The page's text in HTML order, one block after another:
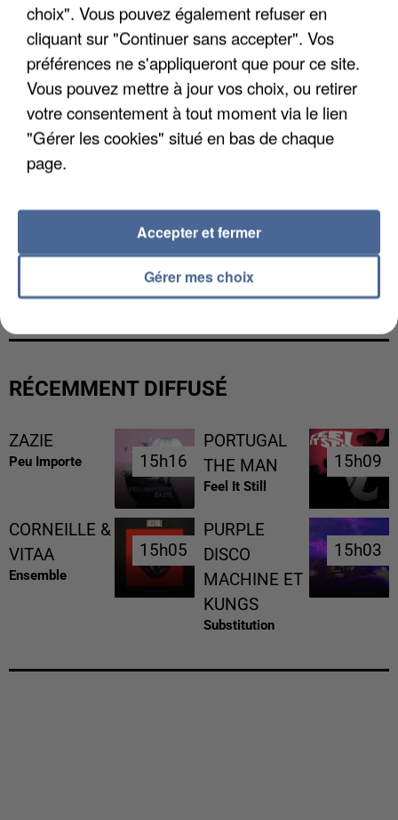
L’UN DES FONDATEURS SUPPOSÉS DE LA DZ
MAFIA INTERPELLÉ EN ALGÉRIE
RÉCEMMENT DIFFUSÉ
ZAZIE
Peu Importe 15h16
15h16
PORTUGAL
THE MAN
Feel It Still
15h09
15h09
CORNEILLE &
VITAA
Ensemble
15h05
15h05
PURPLE
DISCO
MACHINE ET
KUNGS
Substitution
15h03
15h03
choix". Vous pouvez également refuser en
cliquant sur "Continuer sans accepter". Vos
préférences ne s'appliqueront que pour ce site.
Vous pouvez mettre à jour vos choix, ou retirer
votre consentement à tout moment via le lien
"Gérer les cookies" situé en bas de chaque
page.
Gérer mes choix
Accepter et fermer